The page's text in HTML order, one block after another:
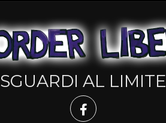
SGUARDI AL LIMITE